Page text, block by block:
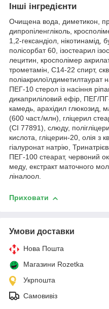
Інші інгредієнти
Очищена вода, диметикон,
дипропіленгліколь,
1,2-гександіол, нікотинамід,
полісорбат 60, ізостеарил
лецитин, кросполімер
трометамін, C14-22 спирт,
поліакрилоїлдиметилтаурат
ПЕГ-10 стерол із насіння
дикаприліловий ефір, ПЕГ/
камедь, арахідил глюкозид,
(600 част./млн), гліцерил
(CI 77891), слюду,
кислота, гліцерин-20, олія з
гіалуронат натрію,
ПЕГ-100 стеарат, червоний
меду, екстракт маточного
ліналоол.
Приховати
Умови доставки
Нова Пошта
Магазини Rozetka
Укрпошта
Самовивіз